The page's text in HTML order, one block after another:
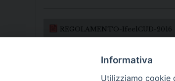
REGOLAMENTO-IfeelCUD-2016
Informativa
Utilizziamo cookie